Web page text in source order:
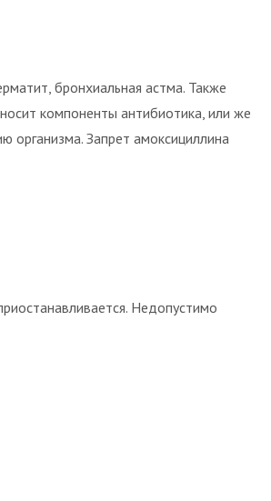
бронхиальная астма. Также
компоненты антибиотика, или же
организма. Запрет амоксициллина
Недопустимо